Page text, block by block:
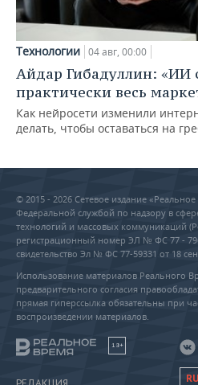
Технологии 04 авг, 00:00
Айдар Гибадуллин: «ИИ
практически весь
Как нейросети изменили
делать, чтобы оставаться на
© 2015 - 2026 Сетевое издание
Федеральной службой по надзору в
технологий и массовых коммуникаций
регистрационный номер ЭЛ № ФС 77 -
свидетельство Эл № ФС 77-59331 от 18
Использование материалов Реального
предварительного согласия
прямая гиперссылка обязательны при
воспроизведении материалов.
18+
RU